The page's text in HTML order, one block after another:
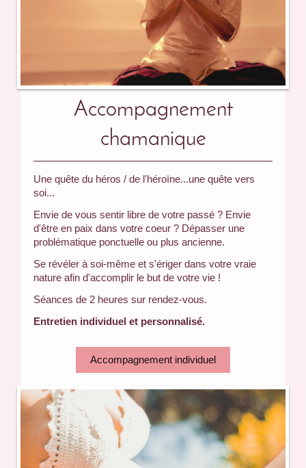
Accompagnement
chamanique
Une quête du héros / de l'héroïne...une quête vers
soi...
Envie de vous sentir libre de votre passé ? Envie
d'être en paix dans votre coeur ? Dépasser une
problématique ponctuelle ou plus ancienne.
Se révéler à soi-même et s'ériger dans votre vraie
nature afin d'accomplir le but de votre vie !
Séances de 2 heures sur rendez-vous.
Entretien individuel et personnalisé.
Accompagnement individuel